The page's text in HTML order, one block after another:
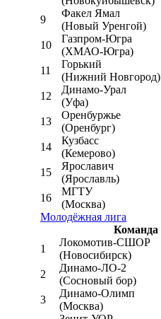
9
Факел Ямал
(Новый Уренгой)
10
Газпром-Югра
(ХМАО-Югра)
11
Горький
(Нижний Новгород)
12
Динамо-Урал
(Уфа)
13
Оренбуржье
(Оренбург)
14
Кузбасс
(Кемерово)
15
Ярославич
(Ярославль)
16
МГТУ
(Москва)
Молодёжная лига
Команда
1
Локомотив-CШОР
(Новосибирск)
2
Динамо-ЛО-2
(Сосновый бор)
3
Динамо-Олимп
(Москва)